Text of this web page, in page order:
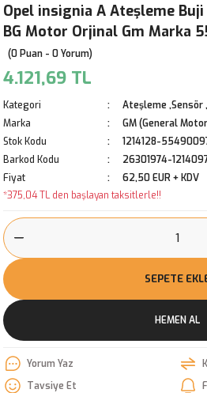
Opel insignia A Ateşleme Buji
BG Motor Orjinal Gm Marka
(0 Puan - 0 Yorum)
4.121,69 TL
Kategori
Ateşleme
Marka
GM (General
Stok Kodu
1214128-
Barkod Kodu
26301974-
Fiyat
62,50 EUR + KDV
*375,04 TL den başlayan taksitlerle!!
SEPETE
HEMEN AL
Yorum Yaz
Tavsiye Et